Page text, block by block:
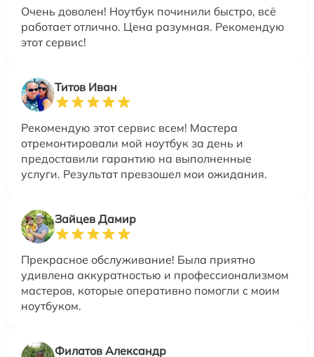
Очень доволен! Ноутбук починили быстро, всё
работает отлично. Цена разумная. Рекомендую
этот сервис!
Титов Иван
Рекомендую этот сервис всем! Мастера
отремонтировали мой ноутбук за день и
предоставили гарантию на выполненные
услуги. Результат превзошел мои ожидания.
Зайцев Дамир
Прекрасное обслуживание! Была приятно
удивлена аккуратностью и профессионализмом
мастеров, которые оперативно помогли с моим
ноутбуком.
Филатов Александр